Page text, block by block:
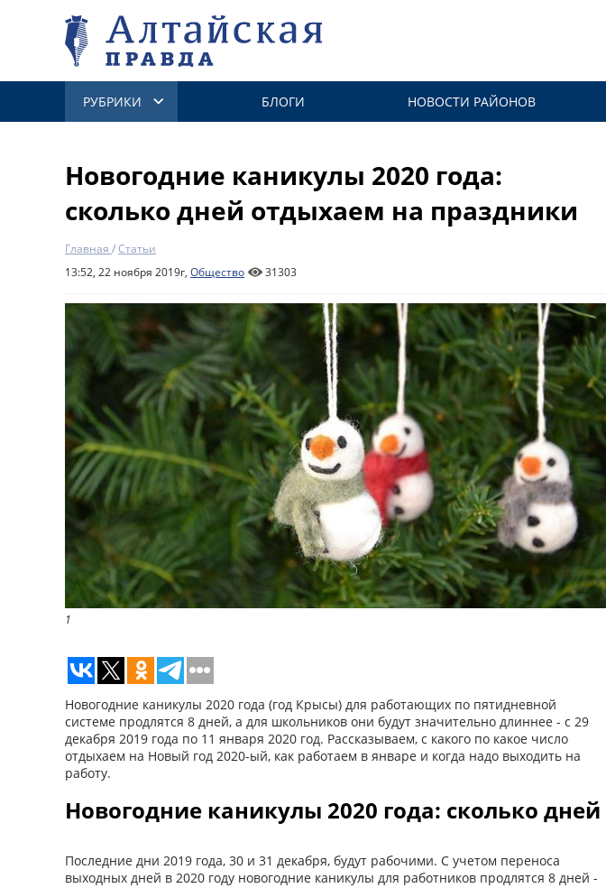
РУБРИКИ БЛОГИ НОВОСТИ РАЙОНОВ
Новогодние каникулы 2020 года:
сколько дней отдыхаем на праздники
Главная /Статьи
13:52, 22 ноября 2019г, Общество 31303
1
Новогодние каникулы 2020 года (год Крысы) для работающих по пятидневной
системе продлятся 8 дней, а для школьников они будут значительно длиннее - с 29
декабря 2019 года по 11 января 2020 год. Рассказываем, с какого по какое число
отдыхаем на Новый год 2020-ый, как работаем в январе и когда надо выходить на
работу.
Новогодние каникулы 2020 года: сколько дней
Последние дни 2019 года, 30 и 31 декабря, будут рабочими. С учетом переноса
выходных дней в 2020 году новогодние каникулы для работников продлятся 8 дней -